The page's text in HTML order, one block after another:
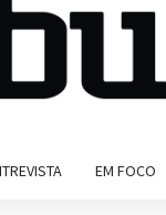
EM FOCO